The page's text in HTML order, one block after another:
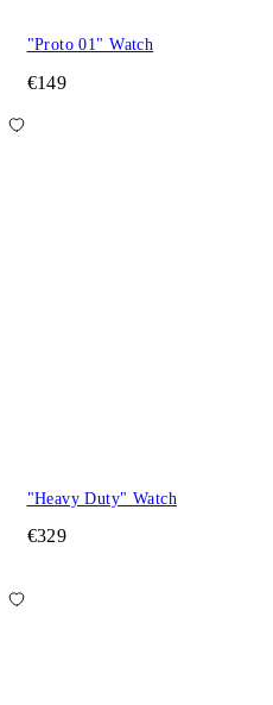
"Proto 01" Watch
€149
"Heavy Duty" Watch
€329